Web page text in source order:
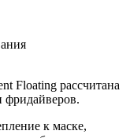
Floating рассчитана
к маске,